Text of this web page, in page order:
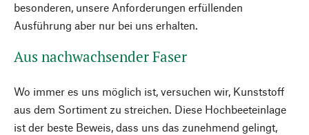
besonderen, unsere Anforderungen erfüllenden
Ausführung aber nur bei uns erhalten.
Aus nachwachsender Faser
Wo immer es uns möglich ist, versuchen wir, Kunststoff
aus dem Sortiment zu streichen. Diese Hochbeeteinlage
ist der beste Beweis, dass uns das zunehmend gelingt,